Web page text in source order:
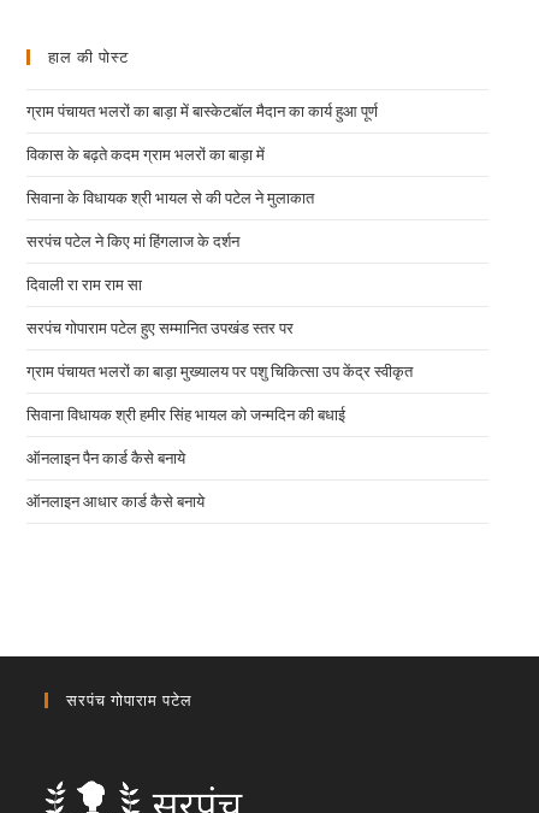
हाल की पोस्ट
ग्राम पंचायत भलरों का बाड़ा में बास्केटबॉल मैदान का कार्य हुआ पूर्ण
विकास के बढ़ते कदम ग्राम भलरों का बाड़ा में
सिवाना के विधायक श्री भायल से की पटेल ने मुलाकात
सरपंच पटेल ने किए मां हिंगलाज के दर्शन
दिवाली रा राम राम सा
सरपंच गोपाराम पटेल हुए सम्मानित उपखंड स्तर पर
ग्राम पंचायत भलरों का बाड़ा मुख्यालय पर पशु चिकित्सा उप केंद्र स्वीकृत
सिवाना विधायक श्री हमीर सिंह भायल को जन्मदिन की बधाई
ऑनलाइन पैन कार्ड कैसे बनाये
ऑनलाइन आधार कार्ड कैसे बनाये
सरपंच गोपाराम पटेल